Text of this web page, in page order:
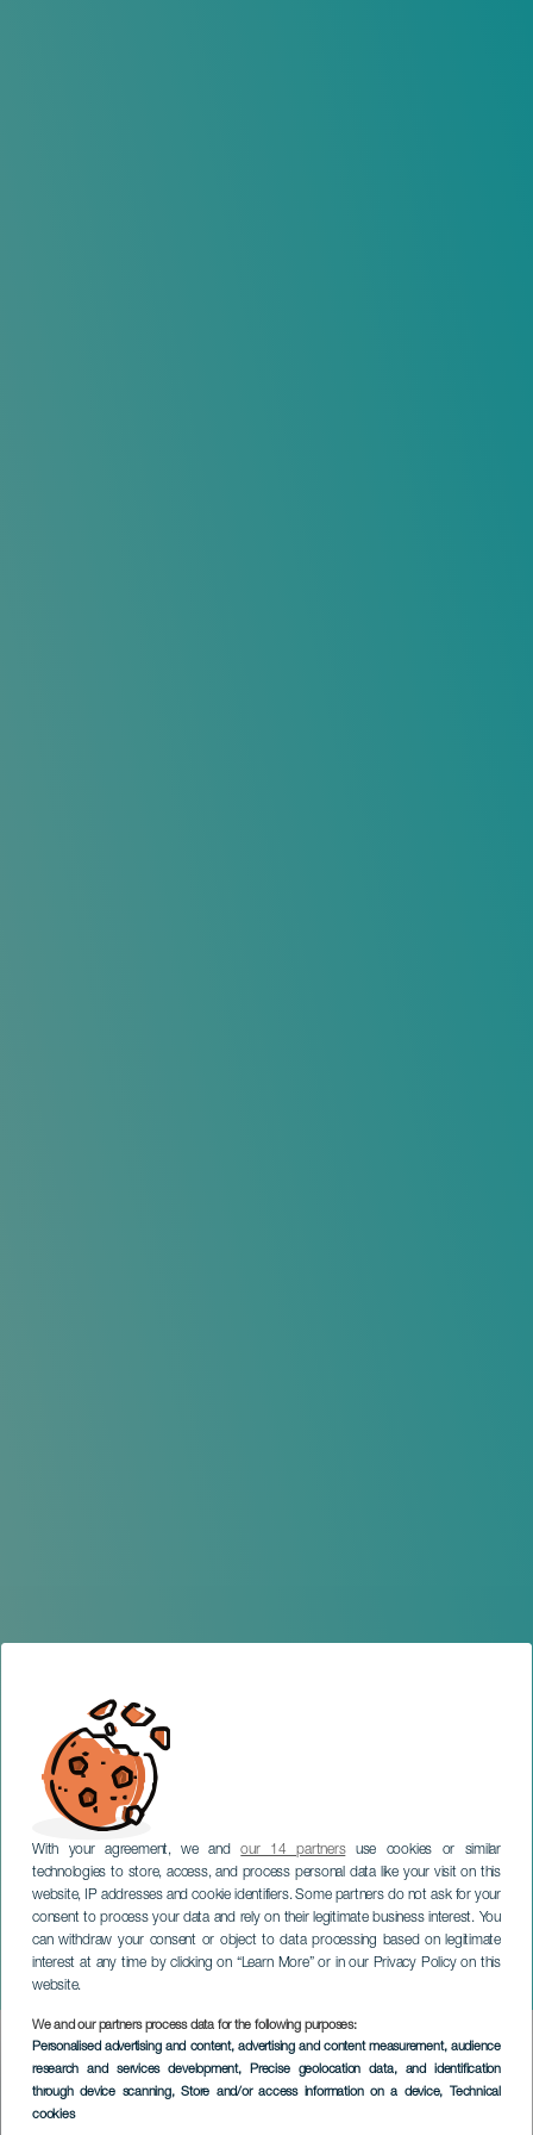
With your agreement, we andour 14 partnersuse cookies or similar
technologies to store, access, and process personal data like your visit on this
website, IP addresses and cookie identifiers. Some partners do not ask for your
consent to process your data and rely on their legitimate business interest. You
can withdraw your consent or object to data processing based on legitimate
interest at any time by clicking on “Learn More” or in our Privacy Policy on this
website.
We and our partners process data for the following purposes:
Personalised advertising and content, advertising and content measurement, audience
research and services development, Precise geolocation data, and identification
through device scanning, Store and/or access information on a device, Technical
cookies
Gala de la Reina del
Carnaval de Las Palmas de
Gran Canaria
GRAN CANARIA
Imagen
Listado